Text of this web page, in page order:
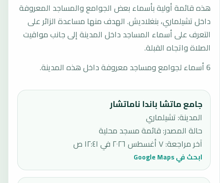
هذه قائمة أولية بأسماء بعض الجوامع والمساجد المعروفة
داخل تشيلماري، بنغلاديش. الهدف منها مساعدة الزائر على
التعرف على أسماء المساجد داخل المدينة إلى جانب مواقيت
الصلاة واتجاه القبلة.
6 أسماء لجوامع ومساجد معروفة داخل هذه المدينة.
جامع ماتشا باندا ناماتشار
المدينة: تشيلماري
حالة المصدر:قائمة مسجد محلية
آخر مراجعة:٧ أغسطس ٢٠٢٦ في ١٢:٤١ ص
ابحث في Google Maps